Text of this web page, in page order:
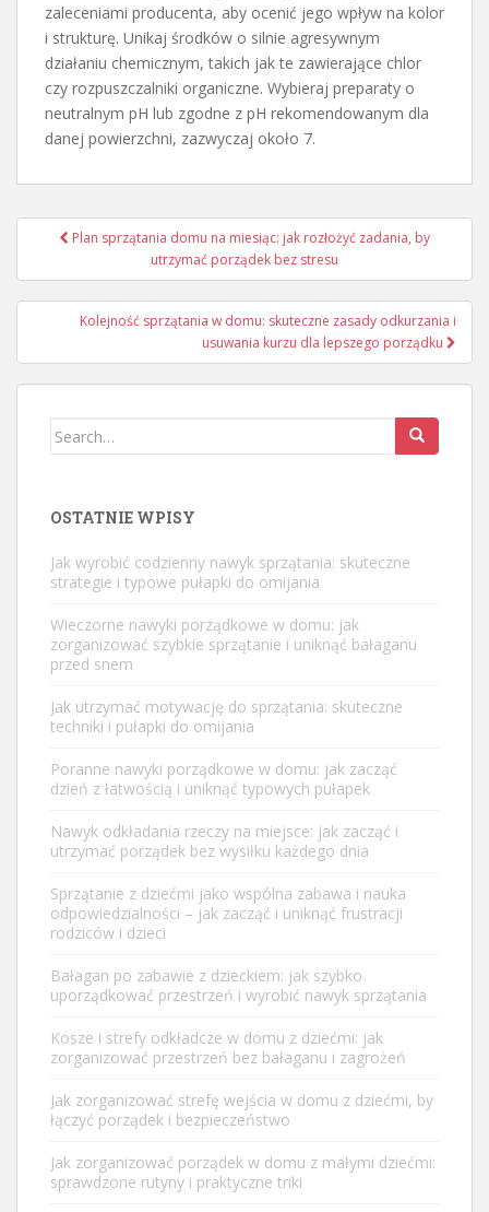
zaleceniami producenta, aby ocenić jego wpływ na kolor
i strukturę. Unikaj środków o silnie agresywnym
działaniu chemicznym, takich jak te zawierające chlor
czy rozpuszczalniki organiczne. Wybieraj preparaty o
neutralnym pH lub zgodne z pH rekomendowanym dla
danej powierzchni, zazwyczaj około 7.
Nawigacja
Plan sprzątania domu na miesiąc: jak rozłożyć zadania, by
utrzymać porządek bez stresu
Kolejność sprzątania w domu: skuteczne zasady odkurzania i
usuwania kurzu dla lepszego porządku
Search
OSTATNIE WPISY
Jak wyrobić codzienny nawyk sprzątania: skuteczne
strategie i typowe pułapki do omijania
Wieczorne nawyki porządkowe w domu: jak
zorganizować szybkie sprzątanie i uniknąć bałaganu
przed snem
Jak utrzymać motywację do sprzątania: skuteczne
techniki i pułapki do omijania
Poranne nawyki porządkowe w domu: jak zacząć
dzień z łatwością i uniknąć typowych pułapek
Nawyk odkładania rzeczy na miejsce: jak zacząć i
utrzymać porządek bez wysiłku każdego dnia
Sprzątanie z dziećmi jako wspólna zabawa i nauka
odpowiedzialności – jak zacząć i uniknąć frustracji
rodziców i dzieci
Bałagan po zabawie z dzieckiem: jak szybko
uporządkować przestrzeń i wyrobić nawyk sprzątania
Kosze i strefy odkładcze w domu z dziećmi: jak
zorganizować przestrzeń bez bałaganu i zagrożeń
Jak zorganizować strefę wejścia w domu z dziećmi, by
łączyć porządek i bezpieczeństwo
Jak zorganizować porządek w domu z małymi dziećmi:
sprawdzone rutyny i praktyczne triki